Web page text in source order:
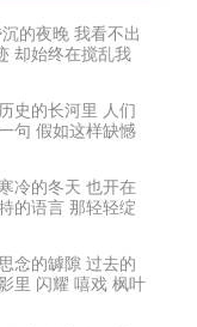
的夜晚 我看不出
却始终在搅乱我
史的长河里 人们
句 假如这样缺憾
冷的冬天 也开在
的语言 那轻轻绽
念的罅隙 过去的
里 闪耀 嘻戏 枫叶